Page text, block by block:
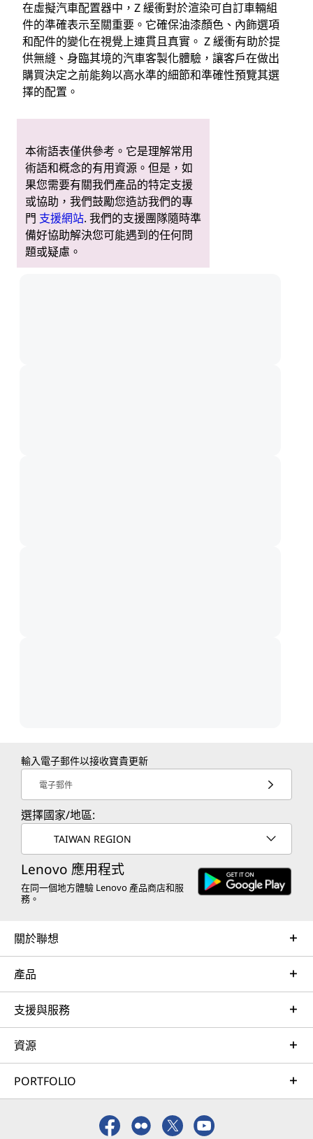
在虛擬汽車配置器中，Z 緩衝對於渲染可自訂車輛組
件的準確表示至關重要。它確保油漆顏色、內飾選項
和配件的變化在視覺上連貫且真實。 Z 緩衝有助於提
供無縫、身臨其境的汽車客製化體驗，讓客戶在做出
購買決定之前能夠以高水準的細節和準確性預覽其選
擇的配置。
本術語表僅供參考。它是理解常用
術語和概念的有用資源。但是，如
果您需要有關我們產品的特定支援
或協助，我們鼓勵您造訪我們的專
門 支援網站. 我們的支援團隊隨時準
備好協助解決您可能遇到的任何問
題或疑慮。
輸入電子郵件以接收寶貴更新
電子郵件
選擇國家/地區:
TAIWAN REGION
Lenovo 應用程式
在同一個地方體驗 Lenovo 產品商店和服
務。
關於聯想
產品
支援與服務
資源
PORTFOLIO